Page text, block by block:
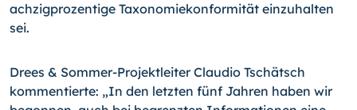
achzigprozentige Taxonomiekonformität einzuhalten
sei.
Drees & Sommer-Projektleiter Claudio Tschätsch
kommentierte: „In den letzten fünf Jahren haben wir